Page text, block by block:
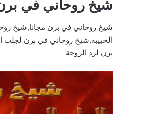
شيخ روحاني في
شيخ روحاني في برن مجانا,شيخ
الحبيبة,شيخ روحاني في برن
برن لرد الزوجة